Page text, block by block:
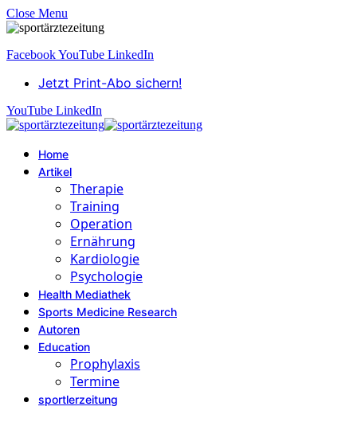
Close Menu
FacebookYouTube LinkedIn
Jetzt Print-Abo sichern!
YouTube LinkedIn
Home
Artikel
Therapie
Training
Operation
Ernährung
Kardiologie
Psychologie
Health Mediathek
Sports Medicine Research
Autoren
Education
Prophylaxis
Termine
sportlerzeitung